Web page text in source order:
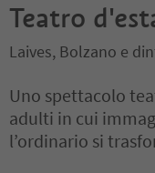
Teatro
Laives, Bolzano e
Uno spettacolo
adulti in cui
l’ordinario si